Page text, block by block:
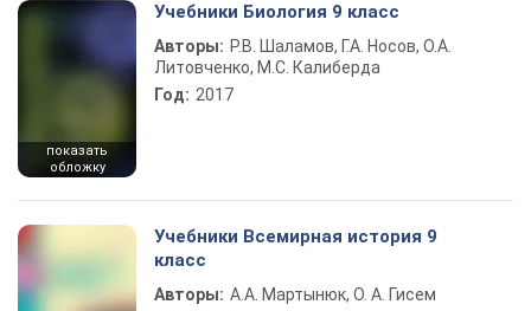
показать
обложку
Учебники Биология 9 класс
Авторы: Р.В. Шаламов, Г.А. Носов, О.А.
Литовченко, М.С. Калиберда
Год: 2017
Учебники Всемирная история 9
класс
Авторы: А.А. Мартынюк, О. А. Гисем